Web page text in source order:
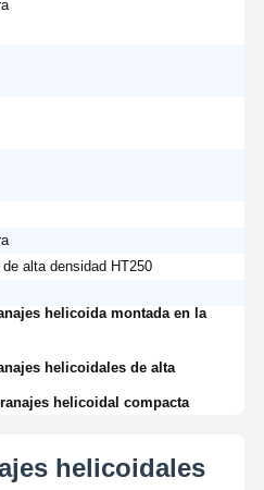
de alta densidad HT250
helicoida montada en la
helicoidales de alta
helicoidal compacta
helicoidales